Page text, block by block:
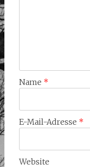
Name *
E-Mail-Adresse *
Website